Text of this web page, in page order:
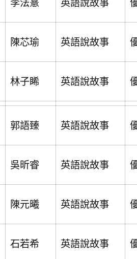
李法憙 英語說故事
陳芯瑜 英語說故事
林子睎 英語說故事
郭語臻 英語說故事
吳昕睿 英語說故事
陳元曦 英語說故事
石若希 英語說故事